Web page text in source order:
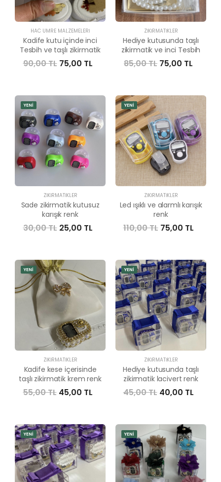
HAC UMRE MALZEMELERI
Kadife kutu içinde inci
Tesbih ve taşlı zikirmatik
90,00 TL 75,00 TL
ZIKIRMATIKLER
Hediye kutusunda taşlı
zikirmatik ve inci Tesbih
85,00 TL 75,00 TL
YENİ
ZIKIRMATIKLER
Sade zikirmatik kutusuz
karışık renk
30,00 TL 25,00 TL
YENİ
ZIKIRMATIKLER
Led ışıklı ve alarmlı karışık
renk
110,00 TL 75,00 TL
YENİ
ZIKIRMATIKLER
Kadife kese içerisinde
taşlı zikirmatik krem renk
55,00 TL 45,00 TL
YENİ
ZIKIRMATIKLER
Hediye kutusunda taşlı
zikirmatik lacivert renk
45,00 TL 40,00 TL
YENİ YENİ